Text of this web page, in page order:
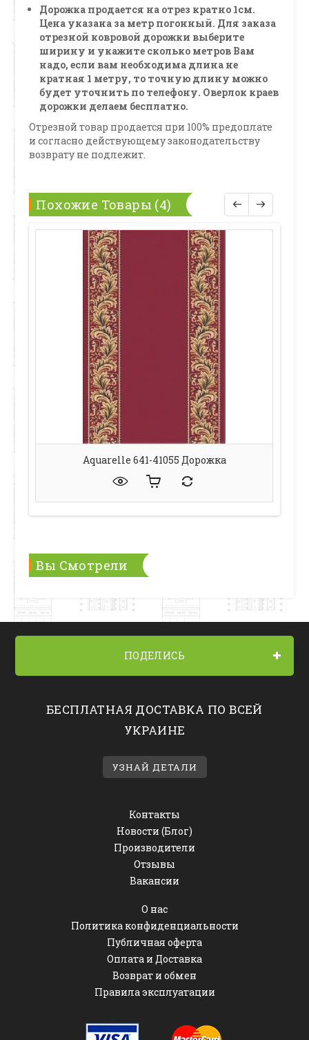
Дорожка продается на отрез кратно 1см.
Цена указана за метр погонный. Для заказа
отрезной ковровой дорожки выберите
ширину и укажите сколько метров Вам
надо, если вам необходима длина не
кратная 1 метру, то точную длину можно
будет уточнить по телефону. Оверлок краев
дорожки делаем бесплатно.
Отрезной товар продается при 100% предоплате
и согласно действующему законодательству
возврату не подлежит.
Похожие Товары (4)
Aquarelle 641-41055 Дорожка
Вы Смотрели
ПОДЕЛИСЬ
БЕСПЛАТНАЯ ДОСТАВКА ПО ВСЕЙ
УКРАИНЕ
УЗНАЙ ДЕТАЛИ
Контакты
Новости (Блог)
Производители
Отзывы
Вакансии
О нас
Политика конфиденциальности
Публичная оферта
Оплата и Доставка
Возврат и обмен
Правила эксплуатации